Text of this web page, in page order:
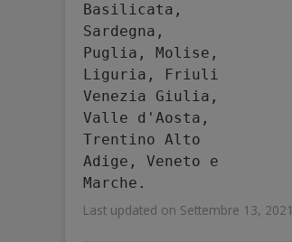
Basilicata,
Sardegna,
Puglia, Molise,
Liguria, Friuli
Venezia Giulia,
Valle d'Aosta,
Trentino Alto
Adige, Veneto e
Marche.
Last updated on Settembre 13, 2021